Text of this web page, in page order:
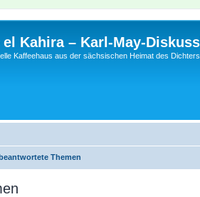
el Kahira – Karl-May-
Kaffeehaus aus der sächsischen Heimat des
Themen